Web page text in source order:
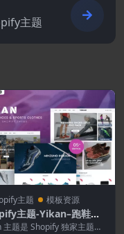
主题
主题 模板资源
主题-Yikan–跑鞋和
主题
主题是 Shopify 独家主题，